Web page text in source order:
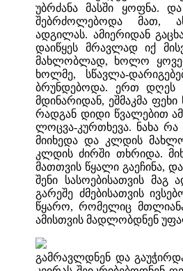
უბრძანა მასში ყოფნა.
შებრძოლებოდა მათ,
ადგილას. ამიერიდან
დაიწყეს მრავლად იქ
მახლობლად, ხოლო
ხოლმე, სწავლა-
ბრუნდებოდა. ერთ დღეს
მდინარიდან, ეშმაკმა
რადგან დიდი წვალებით
ლოცვა-კურთხევა. ნახა
მიიხედა და კლდის
კლდის ძირში თხრიდა.
მათთვის წყალი გაეჩინა,
შენი სასოებისათვის
გარეშე ძმებისათვის
წყარო, რომელიც
ამისთვის მადლობდნენ
გამრავლდნენ და